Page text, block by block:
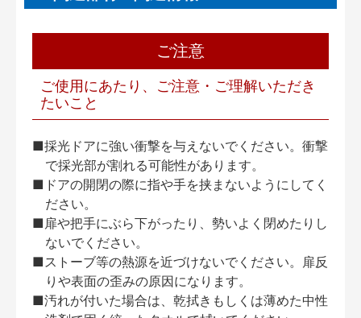
ご注意
ご使用にあたり、ご注意・ご理解いただき
たいこと
■採光ドアに強い衝撃を与えないでください。衝撃
で採光部が割れる可能性があります。
■ドアの開閉の際に指や手を挟まないようにしてく
ださい。
■扉や把手にぶら下がったり、勢いよく閉めたりし
ないでください。
■ストーブ等の熱源を近づけないでください。扉反
りや表面の歪みの原因になります。
■汚れが付いた場合は、乾拭きもしくは薄めた中性